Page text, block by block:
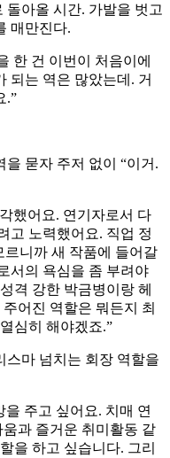
돌아올 시간. 가발을 벗고
매만진다.
한 건 이번이 처음이에
되는 역은 많았는데. 거
.”
묻자 주저 없이 “이거.
했어요. 연기자로서 다
고 노력했어요. 직업 정
르니까 새 작품에 들어갈
서의 욕심을 좀 부려야
격 강한 박금병이랑 헤
어진 역할은 뭐든지 최
심히 해야겠죠.”
스마 넘치는 회장 역할을
을 주고 싶어요. 치매 연
과 즐거운 취미활동 같
을 하고 싶습니다. 그리